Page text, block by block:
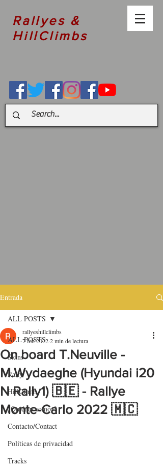
Rallyes &
HillClimbs
Entrada
ALL POSTS
Skins
Rally
HillClimb
¿Quiénes somos?
Contacto/Contact
Políticas de privacidad
Tracks
ALL POSTS
On board T.Neuville -
M.Wydaeghe (Hyundai i20
N Rally1) 🇧🇪 - Rallye
Monte-Carlo 2022 🇲🇨
rallyeshillclimbs
7 feb 20222 min de lectura